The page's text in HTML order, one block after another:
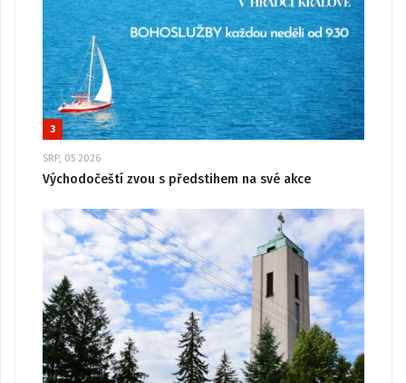
3
SRP, 05 2026
Východočeští zvou s předstihem na své akce